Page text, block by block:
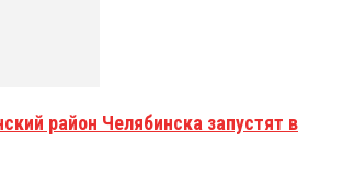
район Челябинска запустят в